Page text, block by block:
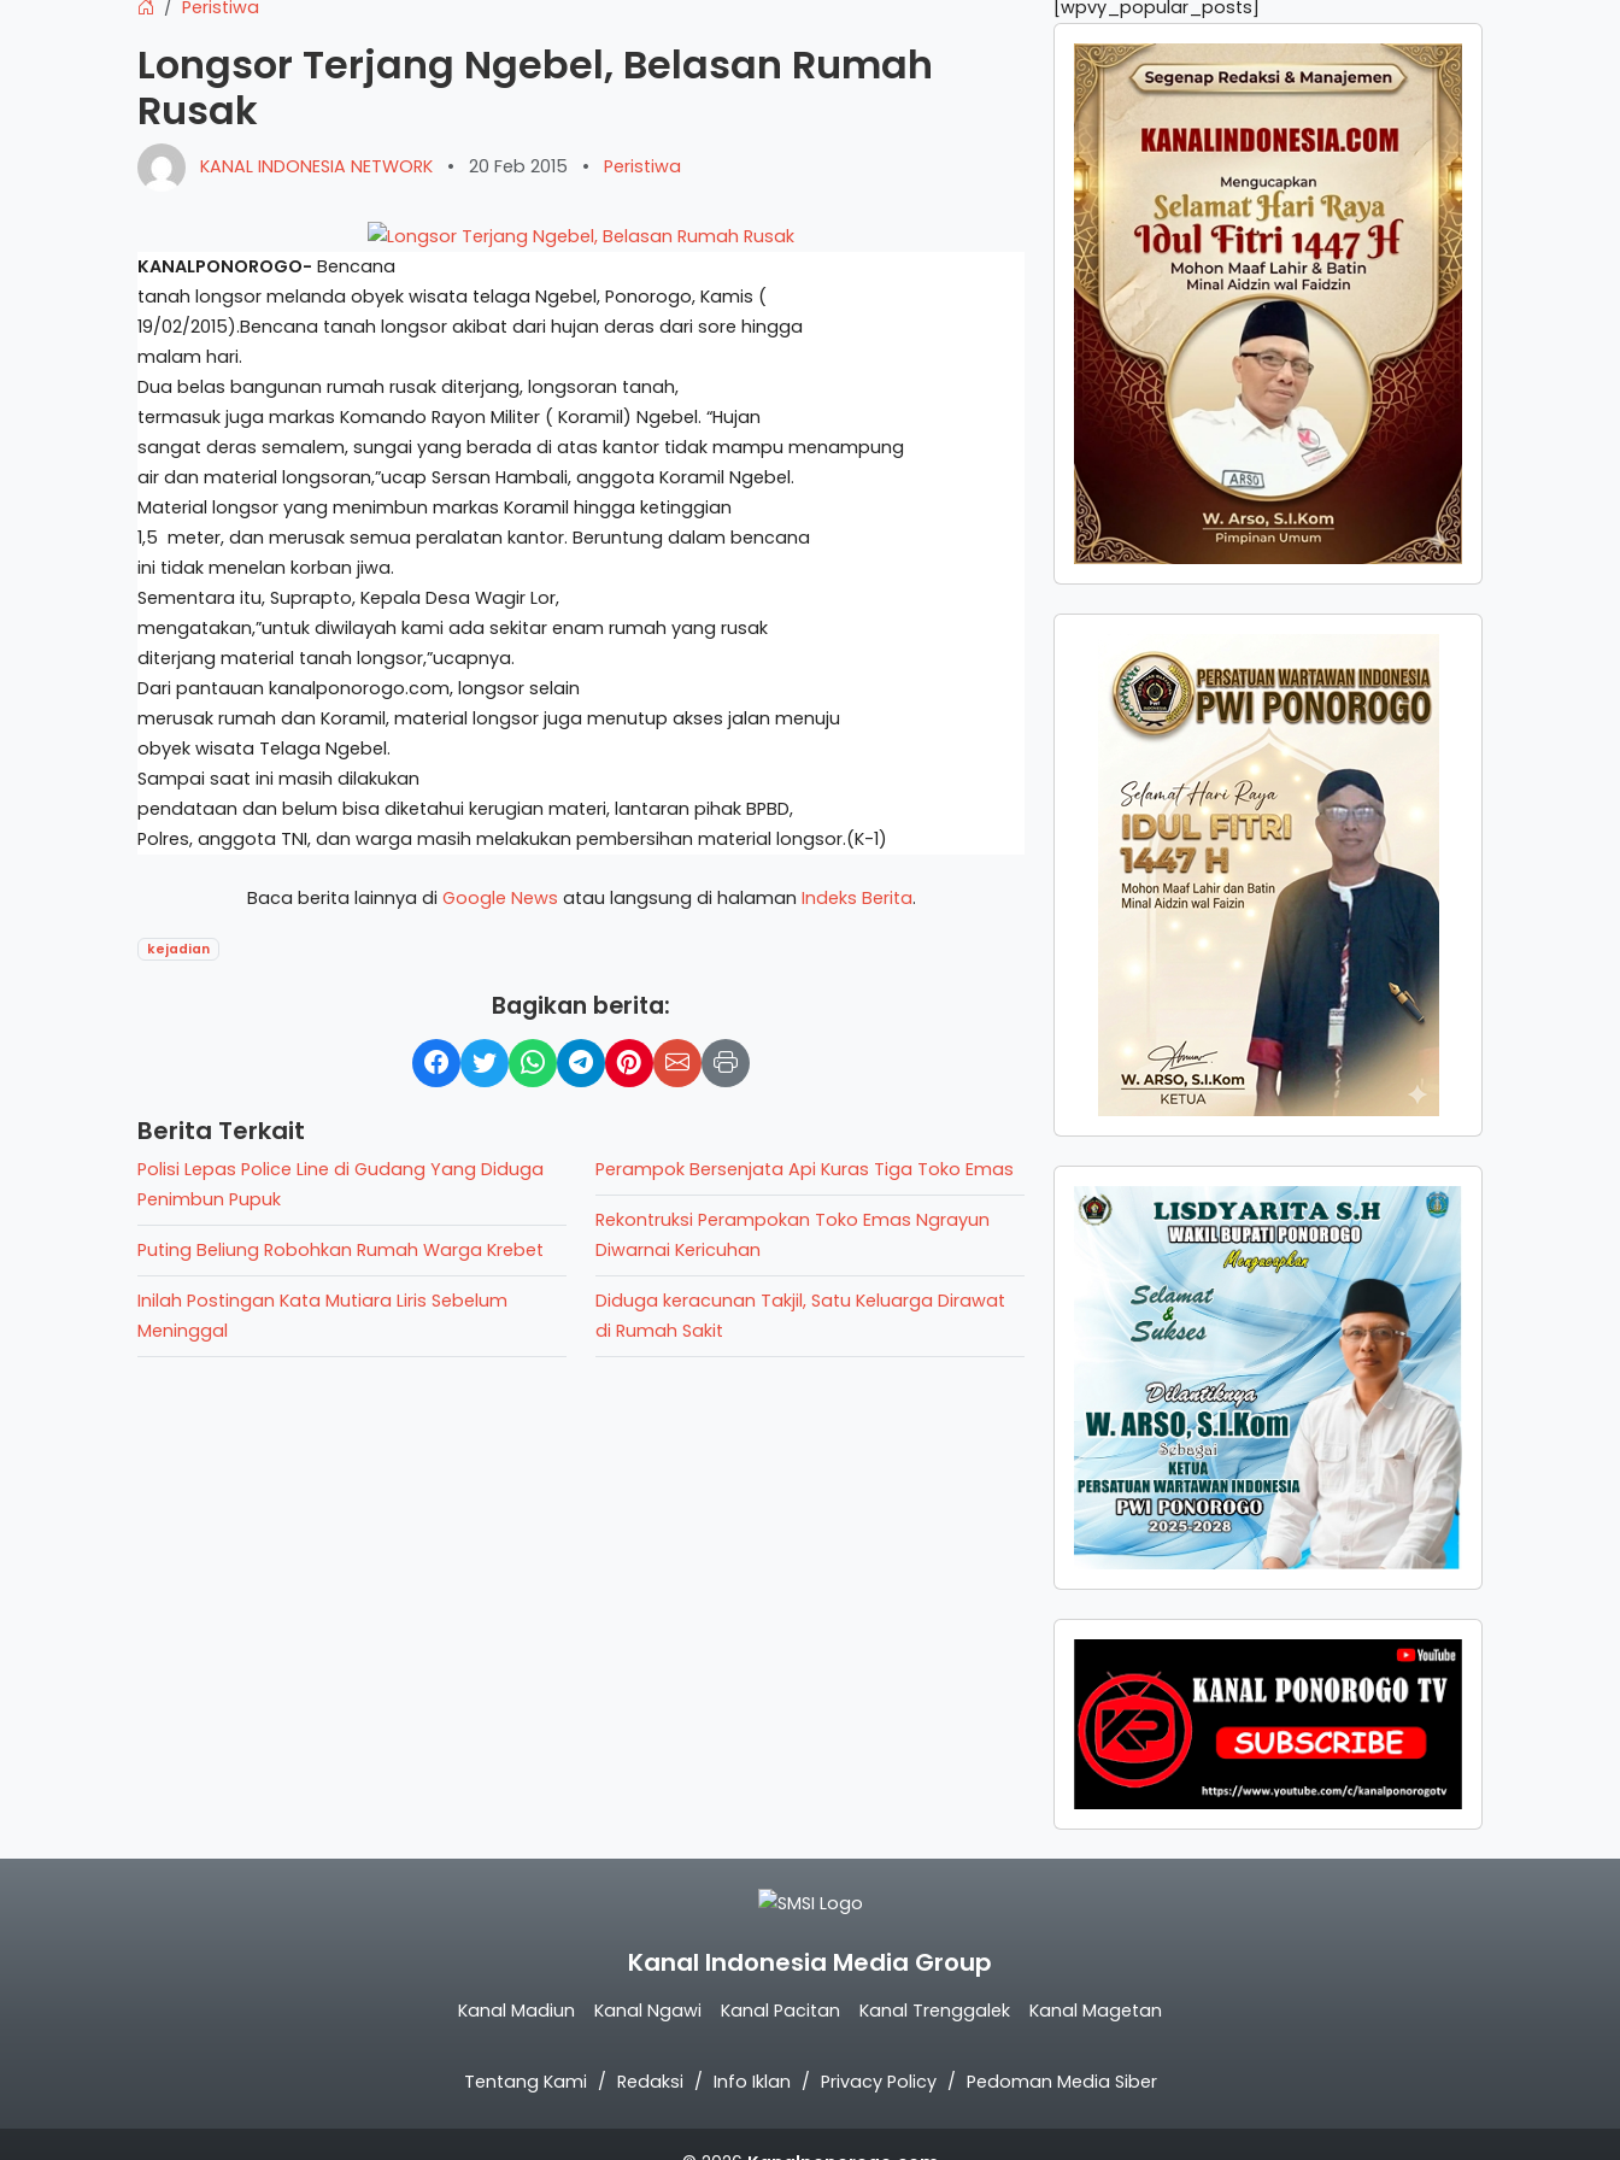
Peristiwa
Longsor Terjang Ngebel, Belasan Rumah
Rusak
KANAL INDONESIA NETWORK • 20 Feb 2015 • Peristiwa
KANALPONOROGO- Bencana
tanah longsor melanda obyek wisata telaga Ngebel, Ponorogo, Kamis (
19/02/2015).Bencana tanah longsor akibat dari hujan deras dari sore hingga
malam hari.
Dua belas bangunan rumah rusak diterjang, longsoran tanah,
termasuk juga markas Komando Rayon Militer ( Koramil) Ngebel. “Hujan
sangat deras semalem, sungai yang berada di atas kantor tidak mampu menampung
air dan material longsoran,”ucap Sersan Hambali, anggota Koramil Ngebel.
Material longsor yang menimbun markas Koramil hingga ketinggian
1,5 meter, dan merusak semua peralatan kantor. Beruntung dalam bencana
ini tidak menelan korban jiwa.
Sementara itu, Suprapto, Kepala Desa Wagir Lor,
mengatakan,”untuk diwilayah kami ada sekitar enam rumah yang rusak
diterjang material tanah longsor,”ucapnya.
Dari pantauan kanalponorogo.com, longsor selain
merusak rumah dan Koramil, material longsor juga menutup akses jalan menuju
obyek wisata Telaga Ngebel.
Sampai saat ini masih dilakukan
pendataan dan belum bisa diketahui kerugian materi, lantaran pihak BPBD,
Polres, anggota TNI, dan warga masih melakukan pembersihan material longsor.(K-1)
Baca berita lainnya di Google News atau langsung di halaman Indeks Berita.
kejadian
Bagikan berita:
Berita Terkait
Polisi Lepas Police Line di Gudang Yang Diduga
Penimbun Pupuk
Puting Beliung Robohkan Rumah Warga Krebet
Inilah Postingan Kata Mutiara Liris Sebelum
Meninggal
Perampok Bersenjata Api Kuras Tiga Toko Emas
Rekontruksi Perampokan Toko Emas Ngrayun
Diwarnai Kericuhan
Diduga keracunan Takjil, Satu Keluarga Dirawat
di Rumah Sakit
[wpvy_popular_posts]
Kanal Indonesia Media Group
Kanal Madiun Kanal Ngawi Kanal Pacitan Kanal Trenggalek Kanal Magetan
Tentang Kami Redaksi Info Iklan Privacy Policy Pedoman Media Siber